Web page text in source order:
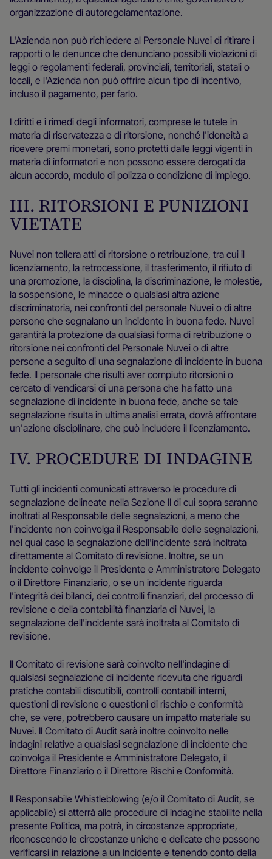
organizzazione di autoregolamentazione.
L'Azienda non può richiedere al Personale Nuvei di ritirare i
rapporti o le denunce che denunciano possibili violazioni di
leggi o regolamenti federali, provinciali, territoriali, statali o
locali, e l'Azienda non può offrire alcun tipo di incentivo,
incluso il pagamento, per farlo.
I diritti e i rimedi degli informatori, comprese le tutele in
materia di riservatezza e di ritorsione, nonché l'idoneità a
ricevere premi monetari, sono protetti dalle leggi vigenti in
materia di informatori e non possono essere derogati da
alcun accordo, modulo di polizza o condizione di impiego.
III. RITORSIONI E PUNIZIONI
VIETATE
Nuvei non tollera atti di ritorsione o retribuzione, tra cui il
licenziamento, la retrocessione, il trasferimento, il rifiuto di
una promozione, la disciplina, la discriminazione, le molestie,
la sospensione, le minacce o qualsiasi altra azione
discriminatoria, nei confronti del personale Nuvei o di altre
persone che segnalano un incidente in buona fede. Nuvei
garantirà la protezione da qualsiasi forma di retribuzione o
ritorsione nei confronti del Personale Nuvei o di altre
persone a seguito di una segnalazione di incidente in buona
fede. Il personale che risulti aver compiuto ritorsioni o
cercato di vendicarsi di una persona che ha fatto una
segnalazione di incidente in buona fede, anche se tale
segnalazione risulta in ultima analisi errata, dovrà affrontare
un'azione disciplinare, che può includere il licenziamento.
IV. PROCEDURE DI INDAGINE
Tutti gli incidenti comunicati attraverso le procedure di
segnalazione delineate nella Sezione II di cui sopra saranno
inoltrati al Responsabile delle segnalazioni, a meno che
l'incidente non coinvolga il Responsabile delle segnalazioni,
nel qual caso la segnalazione dell'incidente sarà inoltrata
direttamente al Comitato di revisione. Inoltre, se un
incidente coinvolge il Presidente e Amministratore Delegato
o il Direttore Finanziario, o se un incidente riguarda
l'integrità dei bilanci, dei controlli finanziari, del processo di
revisione o della contabilità finanziaria di Nuvei, la
segnalazione dell'incidente sarà inoltrata al Comitato di
revisione.
Il Comitato di revisione sarà coinvolto nell'indagine di
qualsiasi segnalazione di incidente ricevuta che riguardi
pratiche contabili discutibili, controlli contabili interni,
questioni di revisione o questioni di rischio e conformità
che, se vere, potrebbero causare un impatto materiale su
Nuvei. Il Comitato di Audit sarà inoltre coinvolto nelle
indagini relative a qualsiasi segnalazione di incidente che
coinvolga il Presidente e Amministratore Delegato, il
Direttore Finanziario o il Direttore Rischi e Conformità.
Il Responsabile Whistleblowing (e/o il Comitato di Audit, se
applicabile) si atterrà alle procedure di indagine stabilite nella
presente Politica, ma potrà, in circostanze appropriate,
riconoscendo le circostanze uniche e delicate che possono
verificarsi in relazione a un Incidente e tenendo conto della